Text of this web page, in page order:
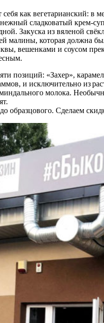
себя как вегетарианский:
сладковатый крем-
Закуска из вяленой
малины, которая должна
вешенками и соусом
позиций: «Захер»,
и исключительно из
молока.
образцового. Сделаем